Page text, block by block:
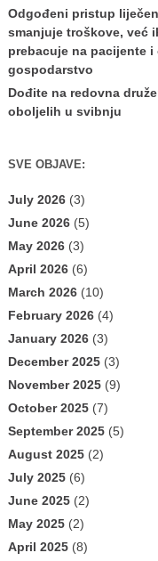
Odgođeni pristup
smanjuje troškove, već
prebacuje na pacijente
gospodarstvo
Dođite na redovna
oboljelih u svibnju
SVE OBJAVE:
July 2026 (3)
June 2026 (5)
May 2026 (3)
April 2026 (6)
March 2026 (10)
February 2026 (4)
January 2026 (3)
December 2025 (3)
November 2025 (9)
October 2025 (7)
September 2025 (5)
August 2025 (2)
July 2025 (6)
June 2025 (2)
May 2025 (2)
April 2025 (8)